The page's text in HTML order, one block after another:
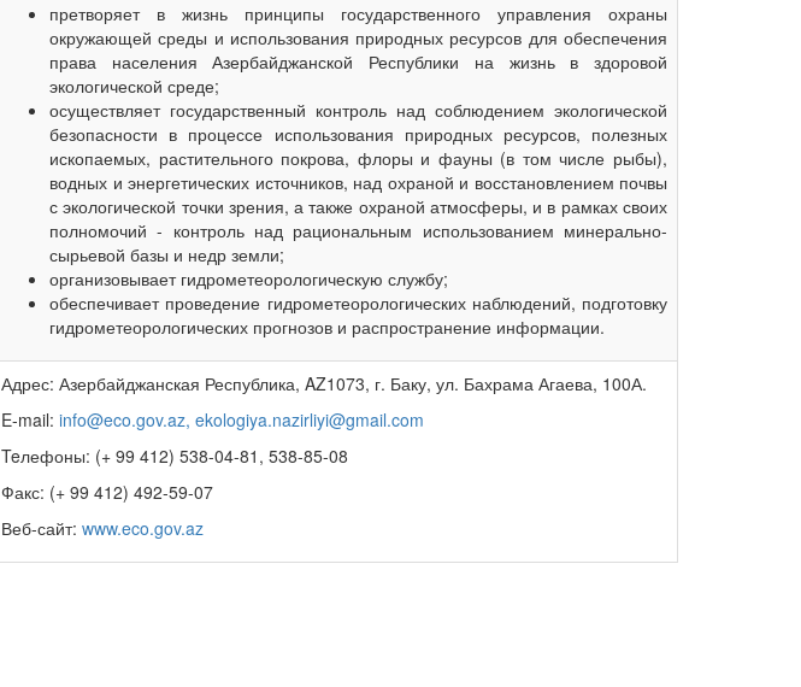
претворяет в жизнь принципы государственного управления охраны
окружающей среды и использования природных ресурсов для обеспечения
права населения Азербайджанской Республики на жизнь в здоровой
экологической среде;
осуществляет государственный контроль над соблюдением экологической
безопасности в процессе использования природных ресурсов, полезных
ископаемых, растительного покрова, флоры и фауны (в том числе рыбы),
водных и энергетических источников, над охраной и восстановлением почвы
с экологической точки зрения, а также охраной атмосферы, и в рамках своих
полномочий - контроль над рациональным использованием минерально-
сырьевой базы и недр земли;
организовывает гидрометеорологическую службу;
обеспечивает проведение гидрометеорологических наблюдений, подготовку
гидрометеорологических прогнозов и распространение информации.
Адрес: Азербайджанская Республика, AZ1073, г. Баку, ул. Бахрама Агаева, 100А.
E-mail: info@eco.gov.az, ekologiya.nazirliyi@gmail.com
Teлефоны: (+ 99 412) 538-04-81, 538-85-08
Факс: (+ 99 412) 492-59-07
Веб-сайт: www.eco.gov.az